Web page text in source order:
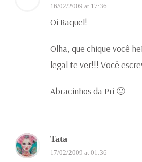
16/02/2009 at 17:36
Oi Raquel!
Olha, que chique você
legal te ver!!! Você
Abracinhos da Pri 🙂
Tata
17/02/2009 at 01:36